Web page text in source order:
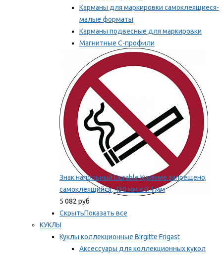
Карманы для маркировки самоклеящиеся-
малые форматы
Карманы подвесные для маркировки
Магнитные С-профили
Напольная маркировка
Мы рекомендуем
Знак напольный Durable Курение запрещено,
самоклеящийся, 430 мм х 0.4 мм
5 082 руб
СкрытьПоказать все
КУКЛЫ
Куклы коллекционные Birgitte Frigast
Аксессуары для коллекционных кукол